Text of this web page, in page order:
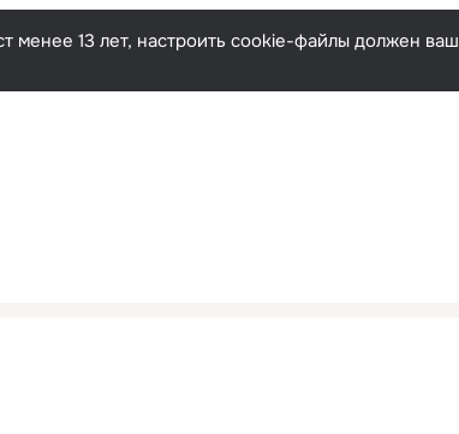
Русский
менее 13 лет, настроить cookie-файлы должен ваш